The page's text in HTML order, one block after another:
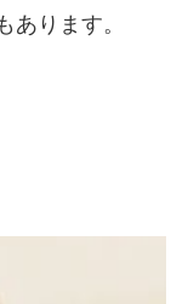
あります。